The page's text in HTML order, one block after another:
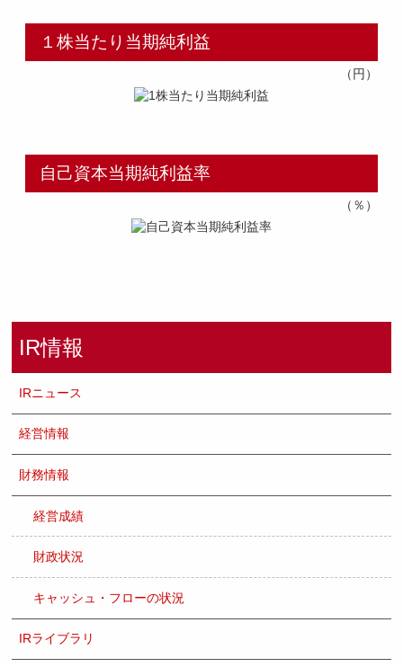
１株当たり当期純利益
（円）
自己資本当期純利益率
（％）
IR情報
IRニュース
経営情報
財務情報
経営成績
財政状況
キャッシュ・フローの状況
IRライブラリ